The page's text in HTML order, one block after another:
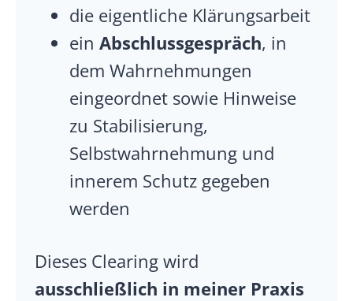
die eigentliche Klärungsarbeit
ein Abschlussgespräch, in
dem Wahrnehmungen
eingeordnet sowie Hinweise
zu Stabilisierung,
Selbstwahrnehmung und
innerem Schutz gegeben
werden
Dieses Clearing wird
ausschließlich in meiner Praxis